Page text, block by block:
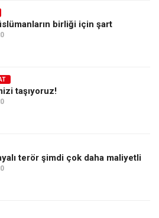
birliği için şart
taşıyoruz!
terör şimdi çok daha maliyetli